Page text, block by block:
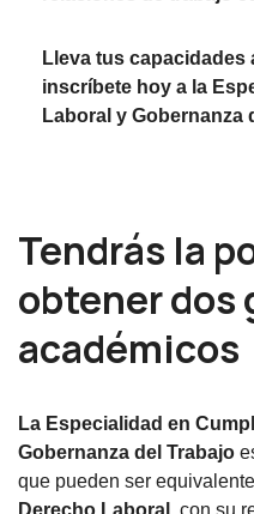
Lleva tus
inscríbete hoy a la
Laboral y Gobernanza
Tendrás la
obtener dos
académicos
La Especialidad en
Gobernanza del Trabajo
que pueden ser